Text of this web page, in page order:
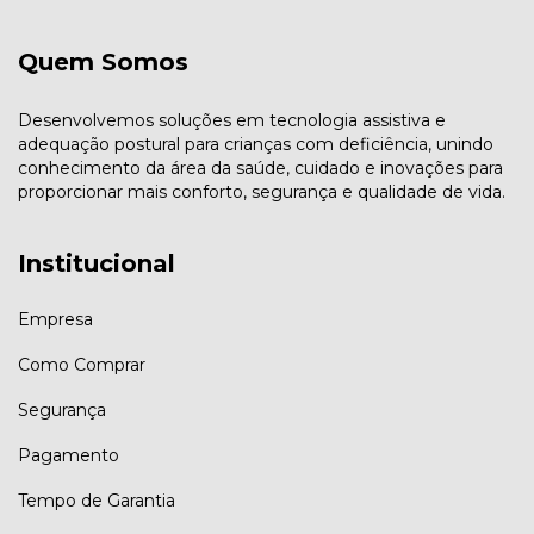
Quem Somos
Desenvolvemos soluções em tecnologia assistiva e
adequação postural para crianças com deficiência, unindo
conhecimento da área da saúde, cuidado e inovações para
proporcionar mais conforto, segurança e qualidade de vida.
Institucional
Empresa
Como Comprar
Segurança
Pagamento
Tempo de Garantia